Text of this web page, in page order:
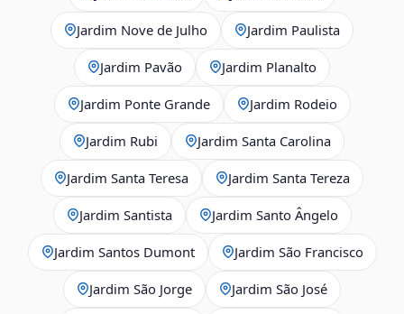
Jardim Nove de Julho Jardim Paulista
Jardim Pavão Jardim Planalto
Jardim Ponte Grande Jardim Rodeio
Jardim Rubi Jardim Santa Carolina
Jardim Santa Teresa Jardim Santa Tereza
Jardim Santista Jardim Santo Ângelo
Jardim Santos Dumont Jardim São Francisco
Jardim São Jorge Jardim São José